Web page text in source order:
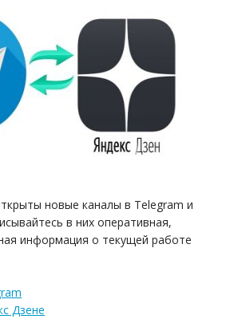
новые каналы в Telegram и
в них оперативная,
информация о текущей работе
Дзене